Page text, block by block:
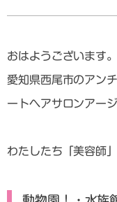
おはようございます。
愛知県西尾市のアン
ートヘアサロンアー
わたしたち「美容師